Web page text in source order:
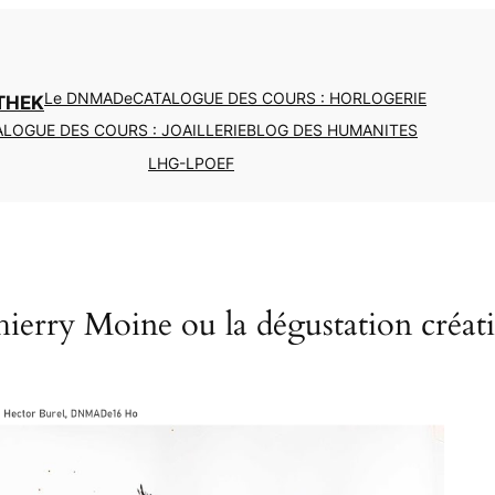
Le DNMADeCATALOGUE DES COURS : HORLOGERIE
DES COURS : JOAILLERIEBLOG DES HUMANITES
LHG-LPOEF
Moine ou la dégustation